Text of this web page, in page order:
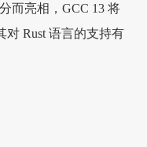
而亮相，GCC 13 将
对 Rust 语言的支持有